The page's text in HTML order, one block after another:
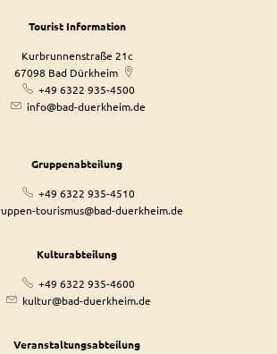
Tourist Information
Kurbrunnenstraße 21c
67098 Bad Dürkheim
+49 6322 935-4500
info@bad-duerkheim.de
Gruppenabteilung
+49 6322 935-4510
tourismus@bad-duerkheim.de
Kulturabteilung
+49 6322 935-4600
kultur@bad-duerkheim.de
Veranstaltungsabteilung